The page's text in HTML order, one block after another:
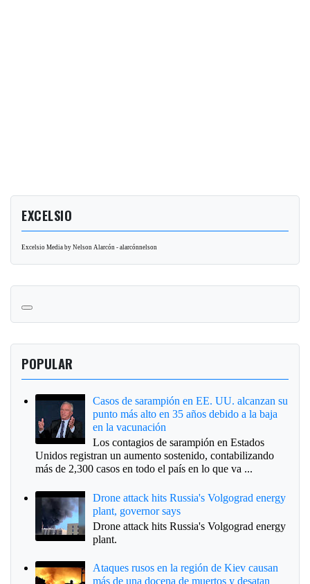
EXCELSIO
Excelsio Media by Nelson Alarcón - alarcónnelson
POPULAR
Casos de sarampión en EE. UU. alcanzan su
punto más alto en 35 años debido a la baja
en la vacunación
Los contagios de sarampión en Estados
Unidos registran un aumento sostenido, contabilizando
más de 2,300 casos en todo el país en lo que va ...
Drone attack hits Russia's Volgograd energy
plant, governor says
Drone attack hits Russia's Volgograd energy
plant.
Ataques rusos en la región de Kiev causan
más de una docena de muertos y desatan